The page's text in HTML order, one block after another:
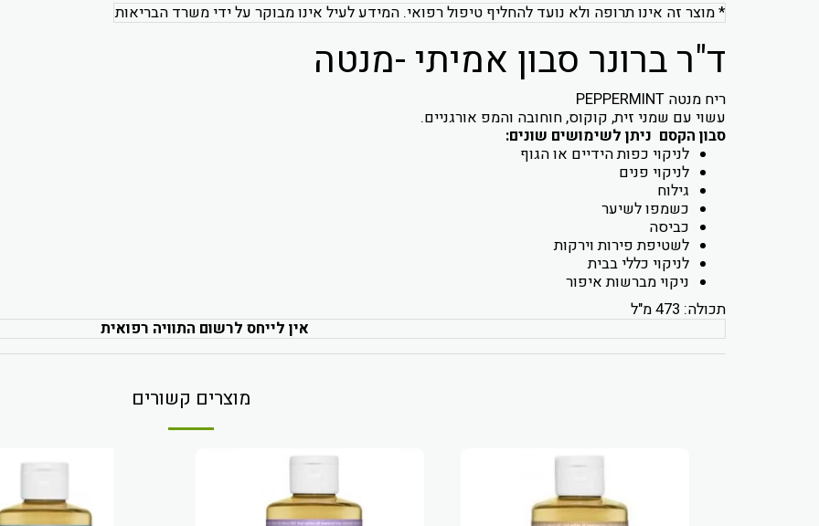
* מוצר זה אינו תרופה ולא נועד להחליף טיפול רפואי. המידע לעיל אינו מבוקר על ידי משרד הבריאות
ד"ר ברונר סבון אמיתי -מנטה
ריח מנטה PEPPERMINT
עשוי עם שמני זית, קוקוס, חוחובה והמפ אורגניים.
סבון הקסם ניתן לשימושים שונים:
לניקוי כפות הידיים או הגוף
לניקוי פנים
גילוח
כשמפו לשיער
כביסה
לשטיפת פירות וירקות
לניקוי כללי בבית
ניקוי מברשות איפור
תכולה: 473 מ"ל
אין לייחס לרשום התוויה רפואית
מוצרים קשורים